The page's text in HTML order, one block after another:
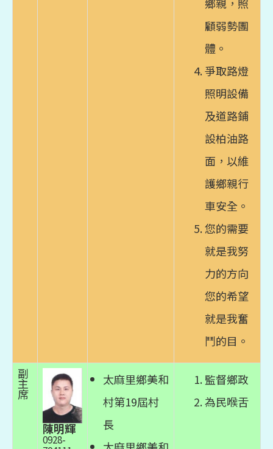
顧弱勢團
體。
爭取路燈
照明設備
及道路鋪
設柏油路
面，以維
護鄉親行
車安全。
您的需要
就是我努
力的方向
您的希望
就是我奮
鬥的目。
副
主
席
陳明輝
0928-
太麻里鄉美和
村第19屆村
長
監督鄉政
為民喉舌